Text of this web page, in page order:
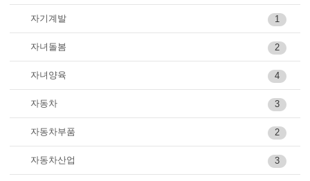
1
자기계발
2
자녀돌봄
4
자녀양육
3
자동차
2
자동차부품
3
자동차산업